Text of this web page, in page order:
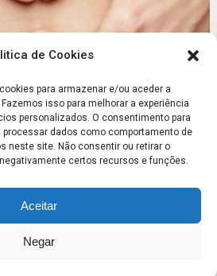
de Cookies
para armazenar e/ou aceder a
isso para melhorar a experiência
personalizados. O consentimento para
dados como comportamento de
neste site. Não consentir ou retirar o
certos recursos e funções.
Aceitar
Negar
PRÉ-MENSTRUAL
Copyright © 2026.